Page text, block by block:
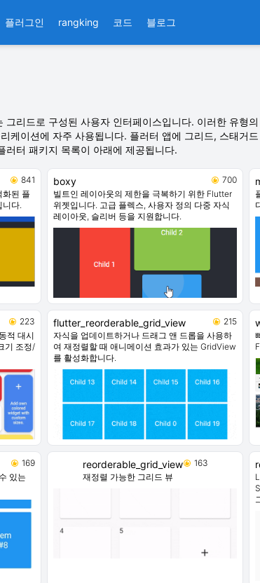
플러그인 rangking 코드 블로그
그리드로 구성된 사용자 인터페이스입니다. 이러한 유형
케이션에 자주 사용됩니다. 플러터 앱에 그리드, 스태거
러터 패키지 목록이 아래에 제공됩니다.
841
화된 플
니다.
boxy
700
빌트인 레이아웃의 제한을 극복하기 위한 Flutter
위젯입니다. 고급 플렉스, 사용자 정의 다중 자식
레이아웃, 슬리버 등을 지원합니다.
223
적 대시
기 조정/
flutter_reorderable_grid_view
215
자식을 업데이트하거나 드래그 앤 드롭을 사용하
여 재정렬할 때 애니메이션 효과가 있는 GridView
를 활성화합니다.
169
있는
reorderable_grid_view
163
재정렬 가능한 그리드 뷰